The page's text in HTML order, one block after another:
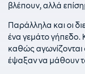
βλέπουν, αλλά
Παράλληλα και οι
ένα γεμάτο γήπεδο.
καθώς αγωνίζονται
έψαξαν να μάθουν